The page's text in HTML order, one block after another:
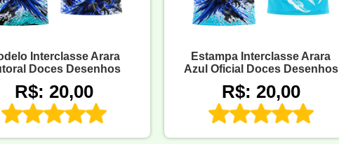
Interclasse Arara
Doces Desenhos
R$: 20,00
Estampa Interclasse Arara
Azul Oficial Doces Desenhos
R$: 20,00